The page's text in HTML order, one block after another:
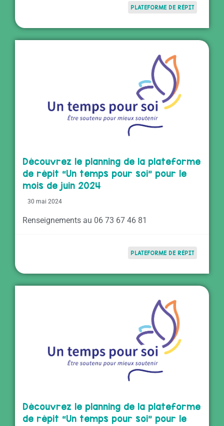
PLATEFORME DE RÉPIT
Découvrez le planning de la plateforme
de répit “Un temps pour soi” pour le
mois de juin 2024
30 mai 2024
Renseignements au 06 73 67 46 81
PLATEFORME DE RÉPIT
Découvrez le planning de la plateforme
de répit “Un temps pour soi” pour le